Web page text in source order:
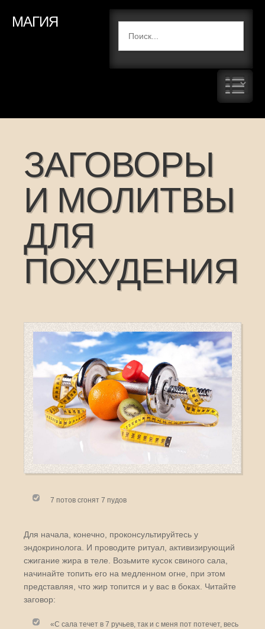
МАГИЯ
ЗАГОВОРЫ
И МОЛИТВЫ
ДЛЯ
ПОХУДЕНИЯ
7 потов сгонят 7 пудов
Для начала, конечно, проконсультируйтесь у
эндокринолога. И проводите ритуал, активизирующий
сжигание жира в теле. Возьмите кусок свиного сала,
начинайте топить его на медленном огне, при этом
представляя, что жир топится и у вас в боках. Читайте
заговор:
«С сала течет в 7 ручьев, так и с меня пот потечет, весь